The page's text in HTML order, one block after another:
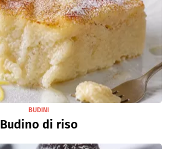
BUDINI
Budino di riso